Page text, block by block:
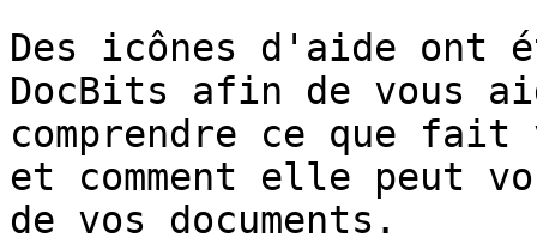
Des icônes d'aide ont
DocBits afin de vous
comprendre ce que
et comment elle peut
de vos documents.